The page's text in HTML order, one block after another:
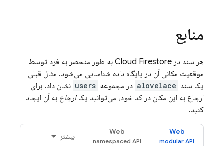
منابع
هر سند در Cloud Firestore به طور منحصر به فرد توسط
موقعیت مکانی آن در پایگاه داده شناسایی می‌شود. مثال قبلی
یک سند alovelace در مجموعه users نشان داد. برای
ارجاع به این مکان در کد خود، می‌توانید یکارجاع به آن ایجاد
کنید.
Web
Web
بیشتر